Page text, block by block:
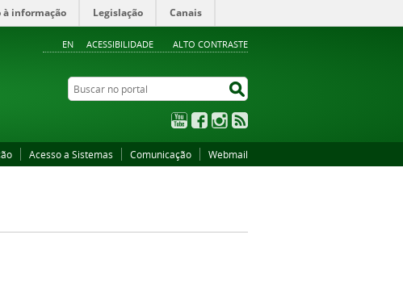
à informação Legislação Canais
EN ACESSIBILIDADE ALTO CONTRASTE
Buscar no portal
YouTubeFacebookInstagram
Acesso a Sistemas Comunicação Webmail